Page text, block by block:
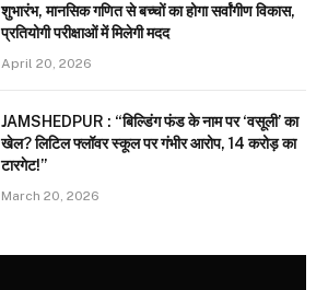
शुभारंभ, मानसिक गणित से बच्चों का होगा सर्वांगीण विकास,
प्रतियोगी परीक्षाओं में मिलेगी मदद
April 20, 2026
JAMSHEDPUR : “बिल्डिंग फंड के नाम पर ‘वसूली’ का
खेल? लिटिल फ्लॉवर स्कूल पर गंभीर आरोप, 14 करोड़ का
टारगेट!”
March 20, 2026